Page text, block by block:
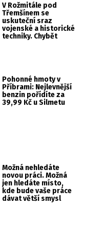
V Rožmitále pod
Třemšínem se
uskuteční sraz
vojenské a historické
techniky. Chybět
Pohonné hmoty v
Příbrami: Nejlevnější
benzin pořídíte za
39,99 Kč u Silmetu
Možná nehledáte
novou práci. Možná
jen hledáte místo,
kde bude vaše práce
dávat větší smysl